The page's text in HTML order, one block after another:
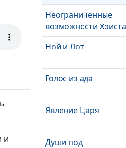
и
Неограниченные
возможности Христа
Ной и Лот
Голос из ада
Явление Царя
Души под